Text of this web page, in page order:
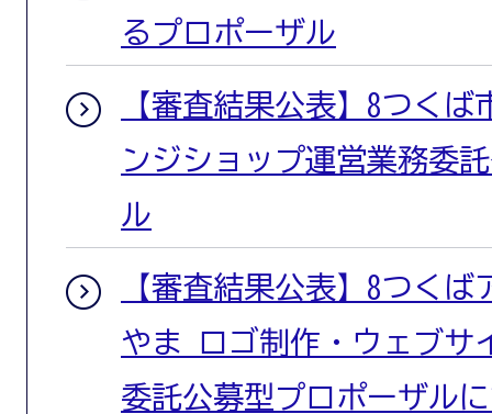
るプロポーザル
【審査結果公表】8つく
ンジショップ運営業務委
ル
【審査結果公表】8つく
やま ロゴ制作・ウェブサ
委託公募型プロポーザル